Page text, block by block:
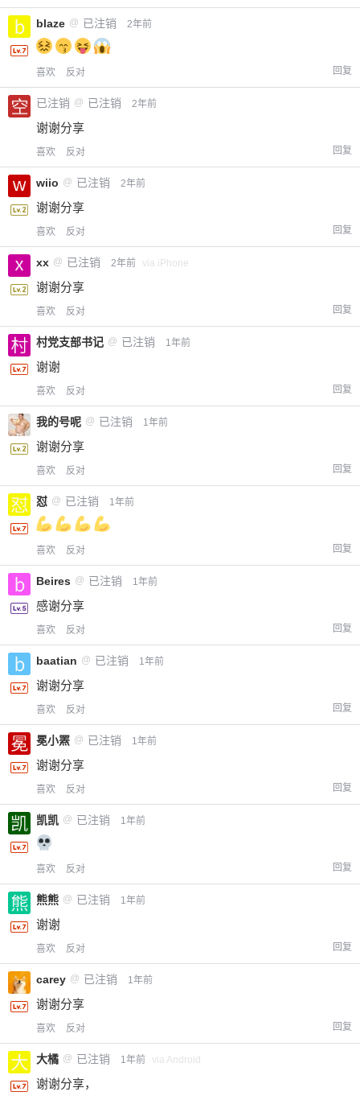
blaze @ 已注销 2年前
喜欢 反对 回复
已注销 @ 已注销 2年前
谢谢分享
喜欢 反对 回复
wiio @ 已注销 2年前
谢谢分享
喜欢 反对 回复
xx @ 已注销 2年前 via iPhone
谢谢分享
喜欢 反对 回复
村党支部书记 @ 已注销 1年前
谢谢
喜欢 反对 回复
我的号呢 @ 已注销 1年前
谢谢分享
喜欢 反对 回复
怼 @ 已注销 1年前
喜欢 反对 回复
Beires @ 已注销 1年前
感谢分享
喜欢 反对 回复
baatian @ 已注销 1年前
谢谢分享
喜欢 反对 回复
冕小罴 @ 已注销 1年前
谢谢分享
喜欢 反对 回复
凯凯 @ 已注销 1年前
喜欢 反对 回复
熊熊 @ 已注销 1年前
谢谢
喜欢 反对 回复
carey @ 已注销 1年前
谢谢分享
喜欢 反对 回复
大橘 @ 已注销 1年前 via Android
谢谢分享，